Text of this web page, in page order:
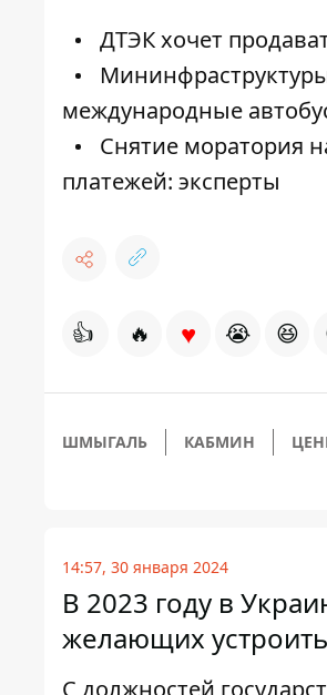
ДТЭК хочет
международные
Снятие моратория
платежей: эксперты
👍 🔥 ♥ 😭 😆
ШМЫГАЛЬ КАБМИН
14:57, 30 января 2024
В 2023 году в
желающих